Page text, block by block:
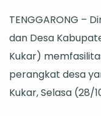
TENGGARONG –
dan Desa
Kukar)
perangkat desa
Kukar, Selasa (28/